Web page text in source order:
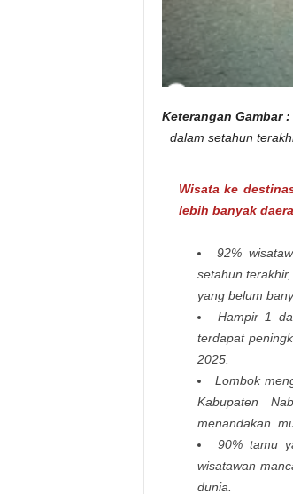
Keterangan Gambar :
dalam setahun
Wisata ke
lebih banyak
92%
setahun
yang belum
Hampir 1
terdapat
2025.
Lombok
Kabupaten
menandakan
90% tamu
wisatawan
dunia.